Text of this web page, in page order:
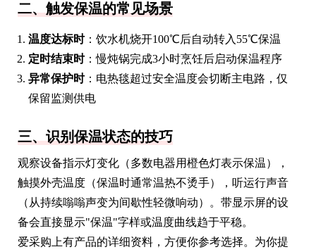
二、触发保温的常见场景
温度达标时：饮水机烧开100℃后自动转入55℃保温
定时结束时：慢炖锅完成3小时烹饪后启动保温程序
异常保护时：电热毯超过安全温度会切断主电路，仅
保留监测供电
三、识别保温状态的技巧
观察设备指示灯变化（多数电器用橙色灯表示保温），
触摸外壳温度（保温时通常温热不烫手），听运行声音
（从持续嗡嗡声变为间歇性轻微响动）。带显示屏的设
备会直接显示"保温"字样或温度曲线趋于平稳。
爱采购上有产品的详细资料，方便你参考选择。为你提